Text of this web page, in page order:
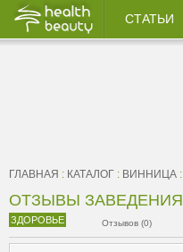
СТАТЬИ
ГЛАВНАЯ : КАТАЛОГ : ВИННИЦА :
ОТЗЫВЫ ЗАВЕДЕНИЯ
ЗДОРОВЬЕ Отзывов (0)